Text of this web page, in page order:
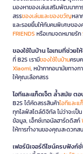
มองหาของเล่นเสริมพัฒนาก
สรรของเล่นและของขวัญหลา
และรอยยิ้มให้กับคนพิเศษของ
FRIENDS หรือเกมจดหมายรัก
ของใช้ในบ้าน ไอเทมที่ช่วย
ที่ B2S เรามีของใช้ในบ้านครบ
Xiaomi, หน้ากากอนามัยทาง
ให้คุณเลือกสรร
ไอทีและแก็ดเจ็ต ล้ำสมัย ต
B2S ได้คัดสรรสินค้าไอทีและแ
ทุกไลฟ์สไตล์ดิจิทัล ไม่ว่าจะเป็
ข้อมูล, เอ็กซ์เทอนัลฮาร์ดดิสก์
ให้การทำงานของคุณสะดวกส
เฟอร์นิเจอร์ดีไซน์ครบฟังก์